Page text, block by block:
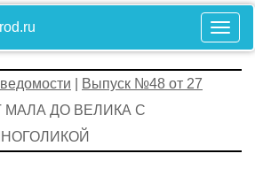
Выпуск №48 от 27
МАЛА ДО ВЕЛИКА С